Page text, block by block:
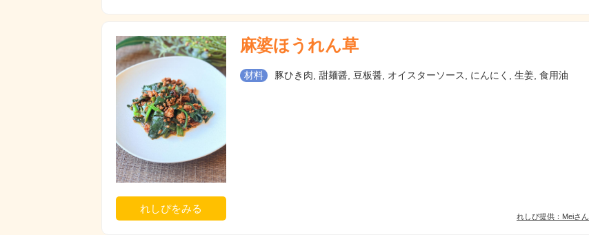
れしぴをみる
麻婆ほうれん草
材料 豚ひき肉, 甜麺醤, 豆板醤, オイスターソース, にんにく, 生姜, 食用油
れしぴ提供：Meiさん